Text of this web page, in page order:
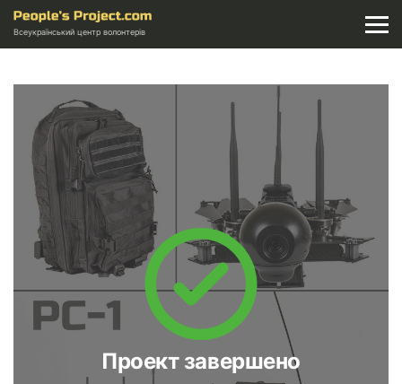
Всеукраїнський центр волонтерів
Проект завершено